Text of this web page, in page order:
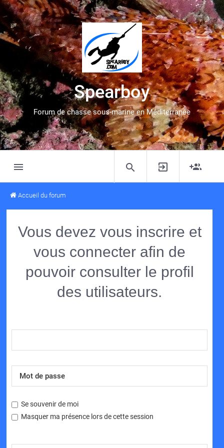
Spearboy
Forum de chasse sous-marine en Méditerranée
Accueil du forum
Vous devez vous inscrire et
vous connecter afin de
pouvoir consulter le profil
des utilisateurs.
Se souvenir de moi
Masquer ma présence lors de cette session